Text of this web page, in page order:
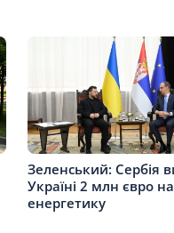
Зеленський: Сербія
Україні 2 млн євро на
енергетику